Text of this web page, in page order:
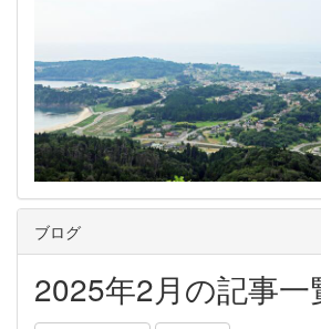
ブログ
2025年2月の記事一